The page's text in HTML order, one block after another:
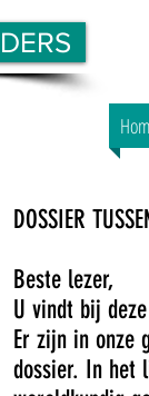
DOSSIER
Beste lezer,
U vindt bij
Er zijn in onze
dossier. In het